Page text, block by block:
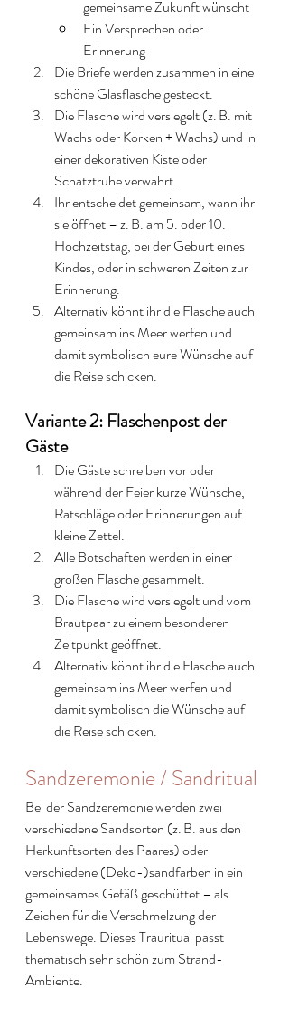
gemeinsame Zukunft wünscht
Ein Versprechen oder
Erinnerung
Die Briefe werden zusammen in eine
schöne Glasflasche gesteckt.
Die Flasche wird versiegelt (z. B. mit
Wachs oder Korken + Wachs) und in
einer dekorativen Kiste oder
Schatztruhe verwahrt.
Ihr entscheidet gemeinsam, wann ihr
sie öffnet – z. B. am 5. oder 10.
Hochzeitstag, bei der Geburt eines
Kindes, oder in schweren Zeiten zur
Erinnerung.
Alternativ könnt ihr die Flasche auch
gemeinsam ins Meer werfen und
damit symbolisch eure Wünsche auf
die Reise schicken.
Variante 2: Flaschenpost der
Gäste
Die Gäste schreiben vor oder
während der Feier kurze Wünsche,
Ratschläge oder Erinnerungen auf
kleine Zettel.
Alle Botschaften werden in einer
großen Flasche gesammelt.
Die Flasche wird versiegelt und vom
Brautpaar zu einem besonderen
Zeitpunkt geöffnet.
Alternativ könnt ihr die Flasche auch
gemeinsam ins Meer werfen und
damit symbolisch die Wünsche auf
die Reise schicken.
Sandzeremonie / Sandritual
Bei der Sandzeremonie werden zwei
verschiedene Sandsorten (z. B. aus den
Herkunftsorten des Paares) oder
verschiedene (Deko-)sandfarben in ein
gemeinsames Gefäß geschüttet – als
Zeichen für die Verschmelzung der
Lebenswege. Dieses Trauritual passt
thematisch sehr schön zum Strand-
Ambiente.